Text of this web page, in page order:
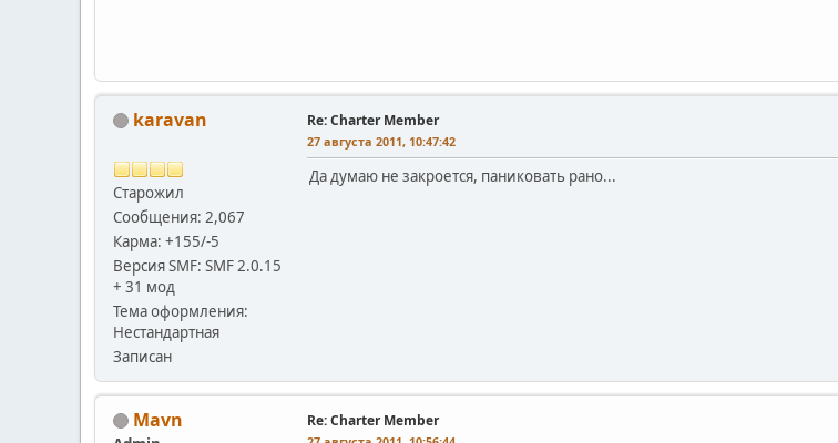
karavan
Старожил
Сообщения: 2,067
Карма: +155/-5
Версия SMF: SMF 2.0.15
+ 31 мод
Тема оформления:
Нестандартная
Записан
Re: Charter Member
27 августа 2011, 10:47:42
Да думаю не закроется, паниковать рано...
Mavn Re: Charter Member